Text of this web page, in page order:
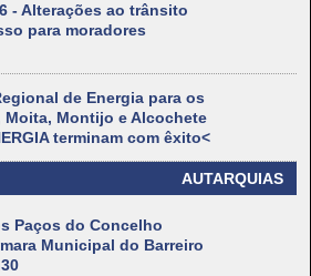
- Alterações ao trânsito
para moradores
de Energia para os
Montijo e Alcochete
terminam com êxito<
AUTARQUIAS
Paços do Concelho
Municipal do Barreiro